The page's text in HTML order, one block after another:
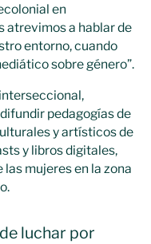
en
atrevimos a hablar de
entorno, cuando
sobre género”.
pedagogías de
y artísticos de
y libros digitales,
mujeres en la zona
luchar por